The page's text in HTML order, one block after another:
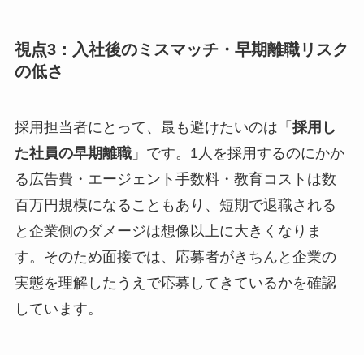
視点3：入社後のミスマッチ・早期離職リスク
の低さ
採用担当者にとって、最も避けたいのは「 採用し
た社員の早期離職」です。1人を採用するのにかか
る広告費・エージェント手数料・教育コストは数
百万円規模になることもあり、短期で退職される
と企業側のダメージは想像以上に大きくなりま
す。そのため面接では、応募者がきちんと企業の
実態を理解したうえで応募してきているかを確認
しています。